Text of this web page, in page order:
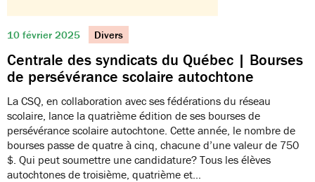
10 février 2025 Divers
Centrale des syndicats du Québec | Bourses
de persévérance scolaire autochtone
La CSQ, en collaboration avec ses fédérations du réseau
scolaire, lance la quatrième édition de ses bourses de
persévérance scolaire autochtone. Cette année, le nombre de
bourses passe de quatre à cinq, chacune d’une valeur de 750
$. Qui peut soumettre une candidature? Tous les élèves
autochtones de troisième, quatrième et…